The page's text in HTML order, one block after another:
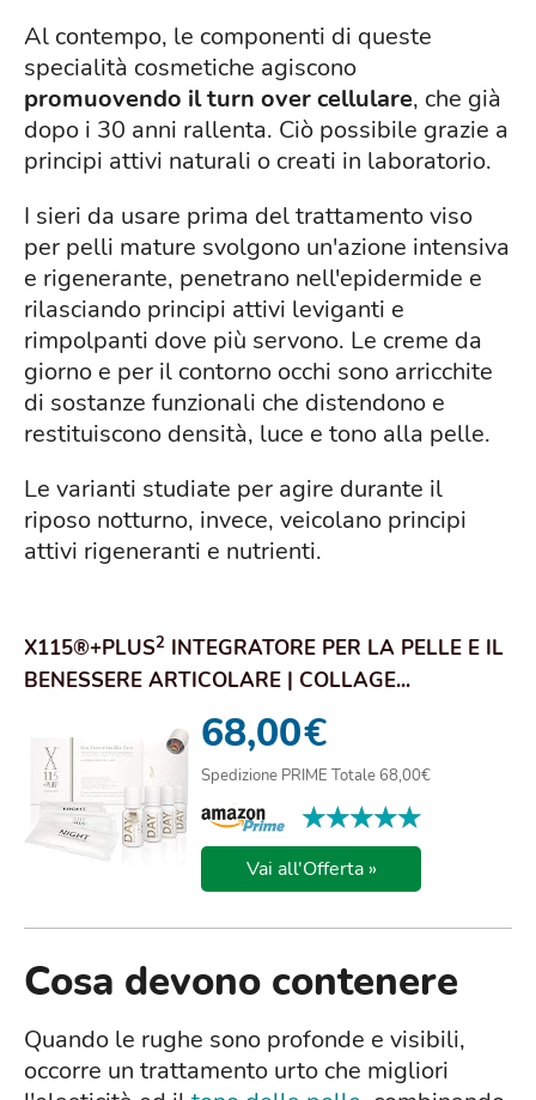
Al contempo, le componenti di queste
specialità cosmetiche agiscono
promuovendo il turn over cellulare, che già
dopo i 30 anni rallenta. Ciò possibile grazie a
principi attivi naturali o creati in laboratorio.
I sieri da usare prima del trattamento viso
per pelli mature svolgono un'azione intensiva
e rigenerante, penetrano nell'epidermide e
rilasciando principi attivi leviganti e
rimpolpanti dove più servono. Le creme da
giorno e per il contorno occhi sono arricchite
di sostanze funzionali che distendono e
restituiscono densità, luce e tono alla pelle.
Le varianti studiate per agire durante il
riposo notturno, invece, veicolano principi
attivi rigeneranti e nutrienti.
X115®+PLUS2 INTEGRATORE PER LA PELLE E IL
BENESSERE ARTICOLARE | COLLAGE...
68,00€
Spedizione PRIME Totale 68,00€
★★★★★
★★★★★
Vai all'Offerta »
Cosa devono contenere
Quando le rughe sono profonde e visibili,
occorre un trattamento urto che migliori